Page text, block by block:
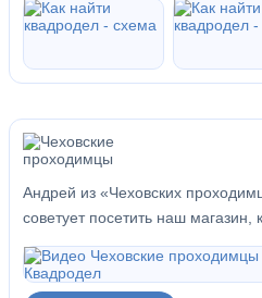
Андрей из «Чеховских
советует посетить наш магазин,